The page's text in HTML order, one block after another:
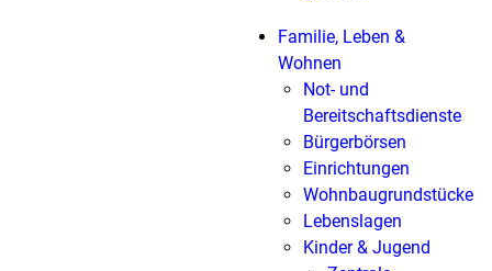
Familie, Leben &
Wohnen
Not- und
Bereitschaftsdienste
Bürgerbörsen
Einrichtungen
Wohnbaugrundstücke
Lebenslagen
Kinder & Jugend